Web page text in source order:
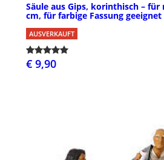
Säule aus Gips, korinthisch –
cm, für farbige Fassung geeignet
AUSVERKAUFT
€ 9,90